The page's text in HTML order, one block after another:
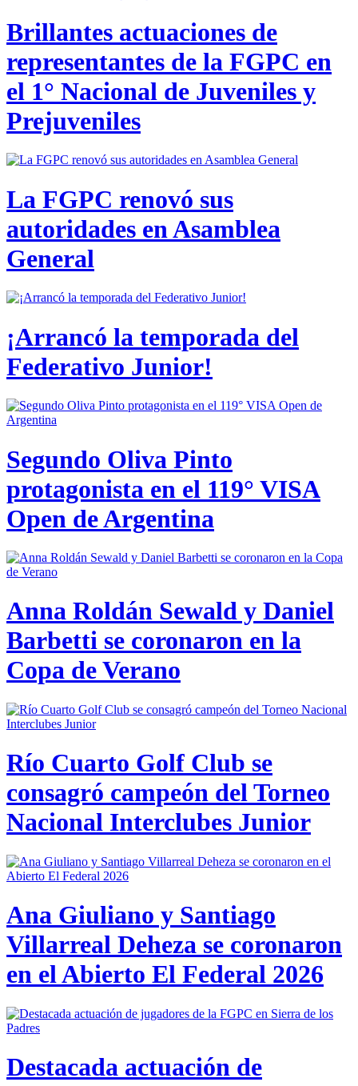
Brillantes actuaciones de
representantes de la FGPC en
el 1° Nacional de Juveniles y
Prejuveniles
La FGPC renovó sus
autoridades en Asamblea
General
¡Arrancó la temporada del
Federativo Junior!
Segundo Oliva Pinto
protagonista en el 119° VISA
Open de Argentina
Anna Roldán Sewald y Daniel
Barbetti se coronaron en la
Copa de Verano
Río Cuarto Golf Club se
consagró campeón del Torneo
Nacional Interclubes Junior
Ana Giuliano y Santiago
Villarreal Deheza se coronaron
en el Abierto El Federal 2026
Destacada actuación de